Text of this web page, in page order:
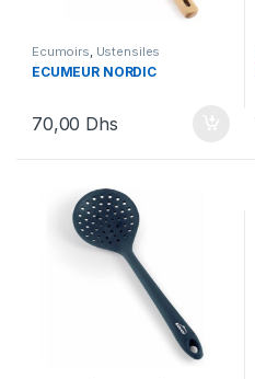
Ecumoirs, Ustensiles
ÉCUMEUR NORDIC
70,00 Dhs